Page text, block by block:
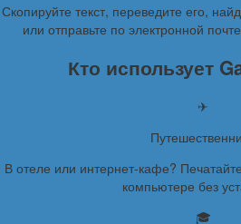
Скопируйте текст, переведите его,
или отправьте по электронной
Кто использует
✈
В отеле или интернет-кафе?
компьютере без
🎓